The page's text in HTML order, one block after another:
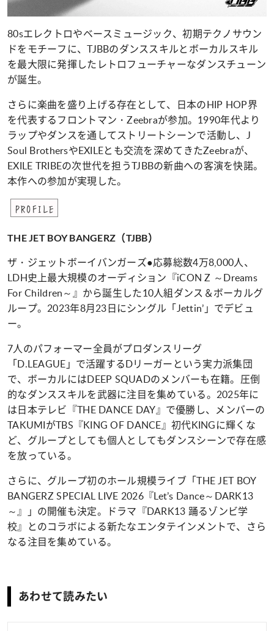
80sエレクトロやベースミュージック、初期テクノサウン
ドをモチーフに、TJBBのダンススキルとボーカルスキル
を最大限に発揮したレトロフューチャーなダンスチューン
が誕生。
さらに楽曲を盛り上げる存在として、日本のHIP HOP界
を代表するフロントマン・Zeebraが参加。1990年代より
ラップやダンスを通してストリートシーンで活動し、J
Soul BrothersやEXILEとも交流を深めてきたZeebraが、
EXILE TRIBEの次世代を担うTJBBの新曲への客演を快諾。
本作への参加が実現した。
PROFILE
THE JET BOY BANGERZ（TJBB）
ザ・ジェットボーイバンガーズ●応募総数4万8,000人、
LDH史上最大規模のオーディション『iCON Z ～Dreams
For Children～』から誕生した10人組ダンス＆ボーカルグ
ループ。2023年8月23日にシングル「Jettin’」でデビュ
ー。
7人のパフォーマー全員がプロダンスリーグ
「D.LEAGUE」で活躍するDリーガーという実力派集団
で、ボーカルにはDEEP SQUADのメンバーも在籍。圧倒
的なダンススキルを武器に注目を集めている。2025年に
は日本テレビ『THE DANCE DAY』で優勝し、メンバーの
TAKUMIがTBS『KING OF DANCE』初代KINGに輝くな
ど、グループとしても個人としてもダンスシーンで存在感
を放っている。
さらに、グループ初のホール規模ライブ「THE JET BOY
BANGERZ SPECIAL LIVE 2026『Let’s Dance～DARK13
～』」の開催も決定。ドラマ『DARK13 踊るゾンビ学
校』とのコラボによる新たなエンタテインメントで、さら
なる注目を集めている。
あわせて読みたい